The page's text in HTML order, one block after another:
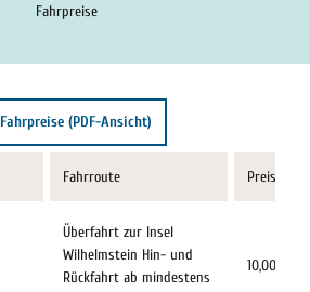
Fahrpreise
Fahrpreise (PDF-Ansicht)
Fahrroute Preis pro
Überfahrt zur Insel
Wilhelmstein Hin- und
Rückfahrt ab mindestens
10,00 €